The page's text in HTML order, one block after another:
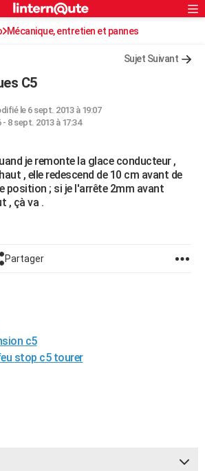
Rechercher
S'inscrire
Connexion
Mécanique, entretien et pannes
Sujet Suivant
C5
le 6 sept. 2013 à 19:07
- 8 sept. 2013 à 17:34
je remonte la glace conducteur ,
, elle redescend de 10 cm avant de
position ; si je l'arrête 2mm avant
, çà va .
Partager
c5
stop c5 tourer